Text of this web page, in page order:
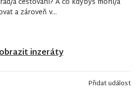
a zároveň v...
inzeráty
Přidat událost